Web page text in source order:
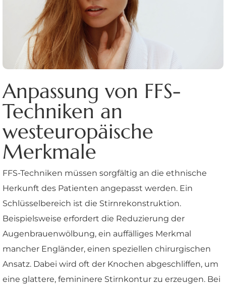
Anpassung von FFS-
Techniken an
westeuropäische
Merkmale
FFS-Techniken müssen sorgfältig an die ethnische
Herkunft des Patienten angepasst werden. Ein
Schlüsselbereich ist die Stirnrekonstruktion.
Beispielsweise erfordert die Reduzierung der
Augenbrauenwölbung, ein auffälliges Merkmal
mancher Engländer, einen speziellen chirurgischen
Ansatz. Dabei wird oft der Knochen abgeschliffen, um
eine glattere, femininere Stirnkontur zu erzeugen. Bei